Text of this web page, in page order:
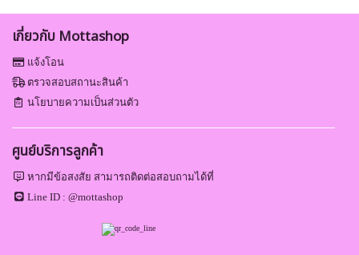
เกี่ยวกับ Mottashop
แจ้งโอน
ตรวจสอบสถานะสินค้า
นโยบายความเป็นส่วนตัว
ศูนย์บริการลูกค้า
หากมีข้อสงสัย สามารถติดต่อสอบถามได้ที่
Line ID :@mottashop